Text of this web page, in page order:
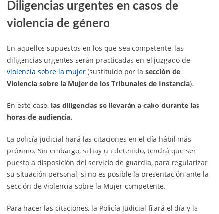
Diligencias urgentes en casos de
violencia de género
En aquellos supuestos en los que sea competente, las
diligencias urgentes serán practicadas en el juzgado de
violencia sobre la mujer (sustituido por la sección de
Violencia sobre la Mujer de los Tribunales de Instancia).
En este caso, las diligencias se llevarán a cabo durante las
horas de audiencia.
La policía judicial hará las citaciones en el día hábil más
próximo. Sin embargo, si hay un detenido, tendrá que ser
puesto a disposición del servicio de guardia, para regularizar
su situación personal, si no es posible la presentación ante la
sección de Violencia sobre la Mujer competente.
Para hacer las citaciones, la Policía Judicial fijará el día y la